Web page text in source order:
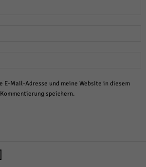
E-Mail-Adresse und meine Website in diesem
speichern.